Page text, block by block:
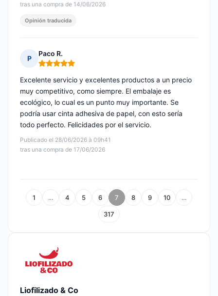
tras una compra de 14/06/2026
Opinión traducida
P
Paco R.
Nota: 5 de 5
Publicado el 28/06/2026 à 09h41
tras una compra de 17/06/2026
Excelente servicio y excelentes productos a un precio
muy competitivo, como siempre. El embalaje es
ecológico, lo cual es un punto muy importante. Se
podría usar cinta adhesiva de papel, con esto sería
todo perfecto. Felicidades por el servicio.
1 … 4 5 6 7 8 9 10 …
317
Liofilizado & Co